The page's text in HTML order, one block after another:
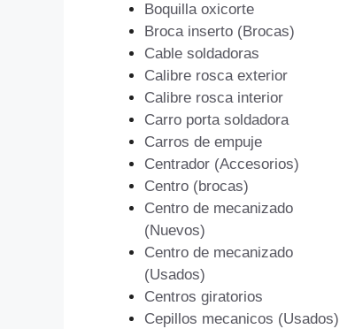
Boquilla oxicorte
Broca inserto (Brocas)
Cable soldadoras
Calibre rosca exterior
Calibre rosca interior
Carro porta soldadora
Carros de empuje
Centrador (Accesorios)
Centro (brocas)
Centro de mecanizado
(Nuevos)
Centro de mecanizado
(Usados)
Centros giratorios
Cepillos mecanicos (Usados)